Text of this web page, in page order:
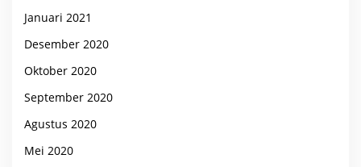
Januari 2021
Desember 2020
Oktober 2020
September 2020
Agustus 2020
Mei 2020